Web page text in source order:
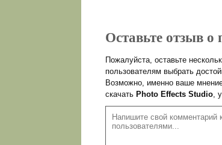
Оставьте отзыв
Пожалуйста, оставьте
пользователям выбрать
Возможно, именно ваше
скачать Photo Effects Studio,